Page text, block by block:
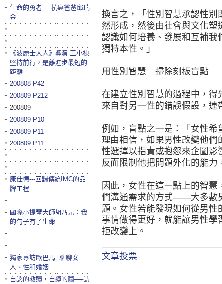
換言之，「性別智慧承認性
然形成，然後由社會與文化
認識如何培養、發展和互補我
獨特本性。」
用性別智慧 掃除刻板盲點
在建立性別智慧的過程中，得
來自對另一性的錯誤假設，連
例如，盲點之一是：「女性希
理由相信，如果男性改變他們
性選擇以指責或抱怨來企圖影
反而限制他把問題外化的能力
因此，女性在這一點上的智
們溝通需求的方式——大多數
題。女性若能發現如何從男性
事情做得更好，就能讓男性學
拒改變上。
文章投票
‧ 生命的勇者──抗癌爸爸邱瑞
金
‧
‧
‧
《波麗士大人》導演 王小棣
堅持前行，是離進步最短的
距離
‧ 200808 P42
‧ 200809 P212
‧ 200809
‧ 200809 P10
‧ 200809 P11
‧ 200809 P11
‧
‧
‧ 康仕德---回歸傳統IMC的品
牌工程
‧
‧ 國際小提琴大師胡乃元：我
的句子有了生命
‧
‧
‧ 獨家專訪歐巴馬─聊聊女
人、性和婚姻
‧ 自認的救贖，自縛的繭──訪